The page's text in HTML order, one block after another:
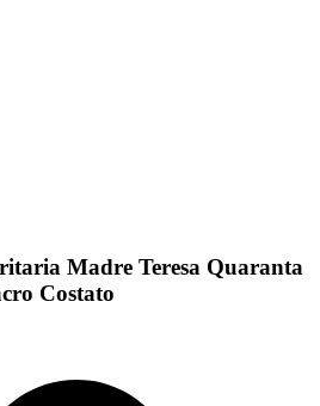
Madre Teresa Quaranta
Costato